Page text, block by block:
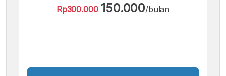
Font
A
Font
A
Font
Rp300.000 150.000/bulan